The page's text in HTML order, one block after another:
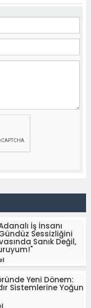
İş İnsanı
Sessizliğini
Sanık Değil,
Yeni Dönem:
Sistemlerine Yoğun